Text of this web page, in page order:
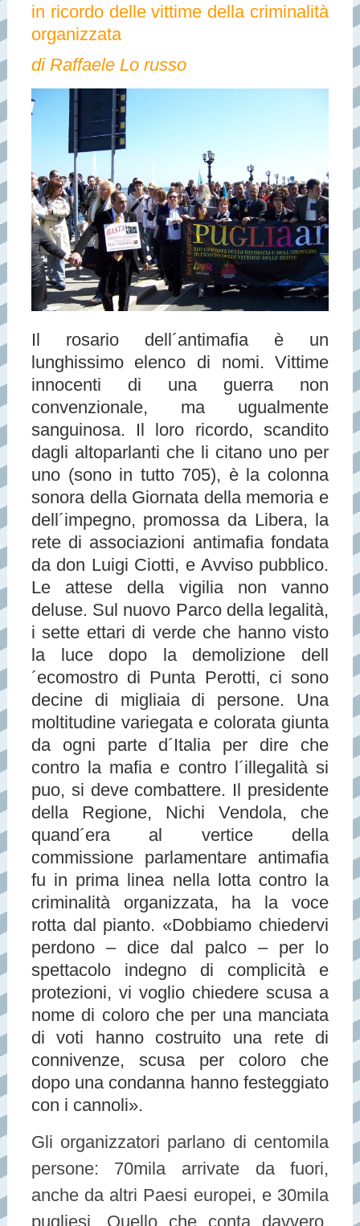
in ricordo delle vittime della criminalità
organizzata
di Raffaele Lo russo
Il rosario dell´antimafia è un
lunghissimo elenco di nomi. Vittime
innocenti di una guerra non
convenzionale, ma ugualmente
sanguinosa. Il loro ricordo, scandito
dagli altoparlanti che li citano uno per
uno (sono in tutto 705), è la colonna
sonora della Giornata della memoria e
dell´impegno, promossa da Libera, la
rete di associazioni antimafia fondata
da don Luigi Ciotti, e Avviso pubblico.
Le attese della vigilia non vanno
deluse. Sul nuovo Parco della legalità,
i sette ettari di verde che hanno visto
la luce dopo la demolizione dell
´ecomostro di Punta Perotti, ci sono
decine di migliaia di persone. Una
moltitudine variegata e colorata giunta
da ogni parte d´Italia per dire che
contro la mafia e contro l´illegalità si
puo, si deve combattere. Il presidente
della Regione, Nichi Vendola, che
quand´era al vertice della
commissione parlamentare antimafia
fu in prima linea nella lotta contro la
criminalità organizzata, ha la voce
rotta dal pianto. «Dobbiamo chiedervi
perdono – dice dal palco – per lo
spettacolo indegno di complicità e
protezioni, vi voglio chiedere scusa a
nome di coloro che per una manciata
di voti hanno costruito una rete di
connivenze, scusa per coloro che
dopo una condanna hanno festeggiato
con i cannoli».
Gli organizzatori parlano di centomila
persone: 70mila arrivate da fuori,
anche da altri Paesi europei, e 30mila
pugliesi. Quello che conta davvero,